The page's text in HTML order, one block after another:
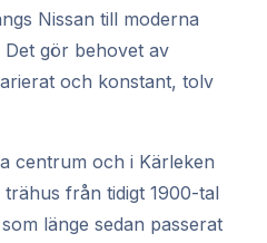
Nissan till moderna
gör behovet av
och konstant, tolv
centrum och i Kärleken
från tidigt 1900-tal
länge sedan passerat